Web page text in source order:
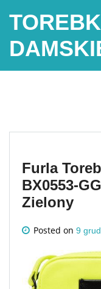
Furla
BX0553-
Zielony
Posted on 9